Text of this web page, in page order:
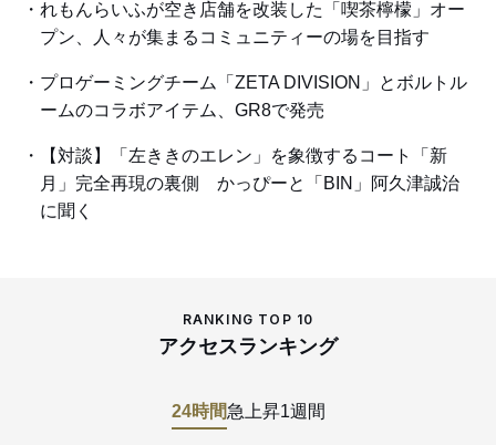
れもんらいふが空き店舗を改装した「喫茶檸檬」オー
プン、人々が集まるコミュニティーの場を目指す
プロゲーミングチーム「ZETA DIVISION」とボルトル
ームのコラボアイテム、GR8で発売
【対談】「左ききのエレン」を象徴するコート「新
月」完全再現の裏側 かっぴーと「BIN」阿久津誠治
に聞く
RANKING TOP 10
アクセスランキング
24時間急上昇1週間